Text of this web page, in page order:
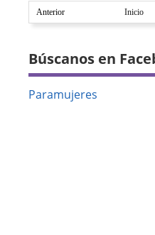
Anterior Inicio
Búscanos en
Paramujeres